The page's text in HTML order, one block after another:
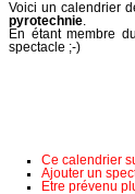
Voici un calendrier
pyrotechnie
En étant membre
spectacle ;-)
Ce calendrier
Ajouter un
Etre prévenu